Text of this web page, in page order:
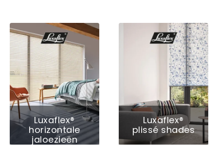
Luxaflex®
horizontale
jaloezieën
Luxaflex®
plissé shades